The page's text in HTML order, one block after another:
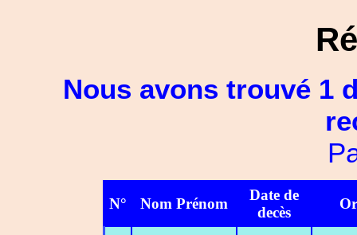
Nous avons trouvé 1
N° Nom Prénom
Date de
decès